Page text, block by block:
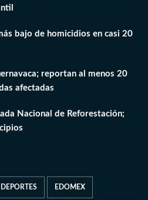
bajo de homicidios en casi 20
reportan al menos 20
afectadas
Nacional de Reforestación;
DEPORTES EDOMEX